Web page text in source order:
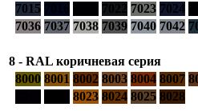
7015 7016 7023 7024
7036 7037 7038 7039 7040 7042
8 - RAL коричневая серия
8000 8001 8002 8003 8004 8007
8023 8024 8025 8028